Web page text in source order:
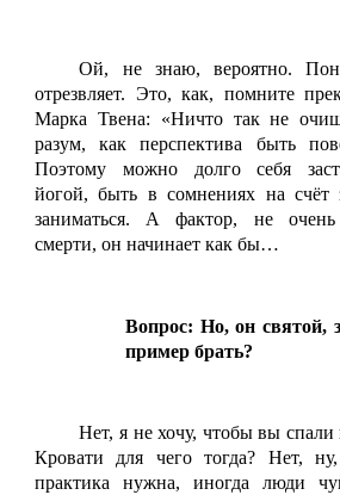
Ой, не знаю, вероятно.
отрезвляет. Это, как, помните
Марка Твена: «Ничто так не
разум, как перспектива быть
Поэтому можно долго себя
йогой, быть в сомнениях на счёт
заниматься. А фактор, не
смерти, он начинает как бы…
Вопрос: Но, он святой,
пример брать?
Нет, я не хочу, чтобы вы спали
Кровати для чего тогда? Нет,
практика нужна, иногда люди